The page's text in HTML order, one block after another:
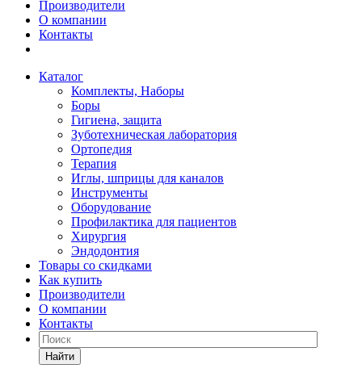
Производители
О компании
Контакты
Каталог
Комплекты, Наборы
Боры
Гигиена, защита
Зуботехническая лаборатория
Ортопедия
Терапия
Иглы, шприцы для каналов
Инструменты
Оборудование
Профилактика для пациентов
Хирургия
Эндодонтия
Товары со скидками
Как купить
Производители
О компании
Контакты
Найти